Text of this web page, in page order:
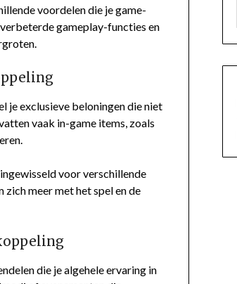
voordelen die je game-
gameplay-functies en
je exclusieve beloningen die niet
vaak in-game items, zoals
voor verschillende
meer met het spel en de
die je algehele ervaring in